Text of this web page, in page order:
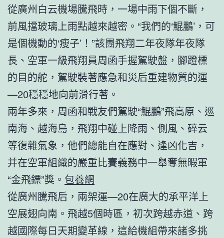
從廣州白云機場騰飛時，一場中雨下個不斷，
前風擋玻璃上雨點越來越密。“我們的‘鯤鵬’，可
是個機動的‘瘦子’！”該團飛翔二年夜隊年夜隊
長、空軍一級飛翔員周函手握駕駛盤，腳蹬標
的目的舵，駕駛裝著應急和災后重建物質的運
—20穩穩地向前滑行著。
兩年多來，周函和戰友們駕駛“鯤鵬”飛高原、巡
南海、越海島，飛翔中碰上降雨、側風、碎云
等復雜氣象，他們總能自在應對、逢凶化吉，
并在空軍組織的嚴重比賽義務中一舉奪無暇軍
“金飛鏢”獎。 包養網
從廣州騰飛后，兩架運—20在廣大的承平洋上
空展翅向南。飛越5個時區，初次跨越赤道、跨
越國際每日天期變革線，這給機組帶來諸多挑